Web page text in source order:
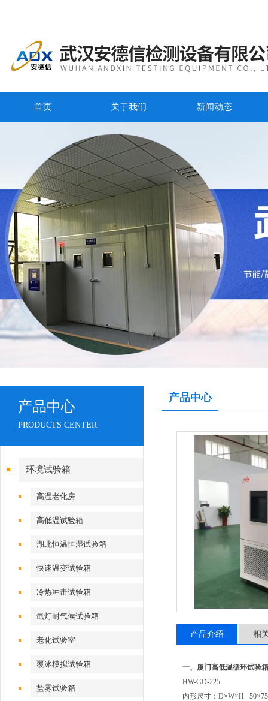
首页 关于我们 新闻动态
产品中心
PRODUCTS CENTER
环境试验箱
高温老化房
高低温试验箱
湖北恒温恒湿试验箱
快速温变试验箱
冷热冲击试验箱
氙灯耐气候试验箱
老化试验室
覆冰模拟试验箱
盐雾试验箱
产品中心
产品介绍 相
一、厦门高低温循环试验箱
HW-GD-225
内形尺寸：D×W×H